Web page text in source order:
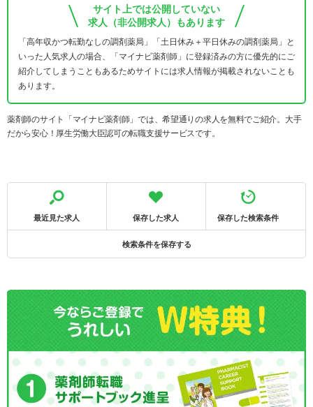
サイト上では公開していない
求人（非公開求人）もあります
「高年収かつ転勤なしの調剤薬局」「土日休み＋平日休みの調剤薬局」と
いった人気求人の場合、「マイナビ薬剤師」に登録済みの方に優先的にご
紹介してしまうこともあるためサイトには求人情報が掲載されないことも
あります。
薬剤師のサイト「マイナビ薬剤師」では、希望通りの求人を無料でご紹介。大手
だから安心！厚生労働大臣認可の転職支援サービスです。
最近見た求人 保存した求人 保存した検索条件
検索条件を保存する